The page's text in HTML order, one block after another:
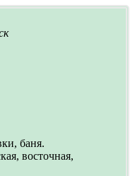
баня.
восточная,